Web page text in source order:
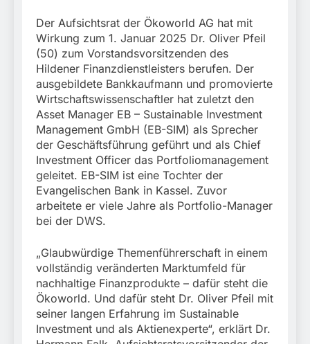
Beinahekollision an
Bahnübergang in Aubing
/ Bundespolizei ermittelt
wegen gefährlichen
Eingriffs in den
Bahnverkehr
5. August 2026
Der Aufsichtsrat der Ökoworld AG hat mit
Wirkung zum 1. Januar 2025 Dr. Oliver Pfeil
(50) zum Vorstandsvorsitzenden des
Hildener Finanzdienstleisters berufen. Der
ausgebildete Bankkaufmann und promovierte
Wirtschaftswissenschaftler hat zuletzt den
Asset Manager EB – Sustainable Investment
Management GmbH (EB-SIM) als Sprecher
der Geschäftsführung geführt und als Chief
Investment Officer das Portfoliomanagement
geleitet. EB-SIM ist eine Tochter der
Evangelischen Bank in Kassel. Zuvor
arbeitete er viele Jahre als Portfolio-Manager
bei der DWS.
„Glaubwürdige Themenführerschaft in einem
vollständig veränderten Marktumfeld für
nachhaltige Finanzprodukte – dafür steht die
Ökoworld. Und dafür steht Dr. Oliver Pfeil mit
seiner langen Erfahrung im Sustainable
Investment und als Aktienexperte“, erklärt Dr.